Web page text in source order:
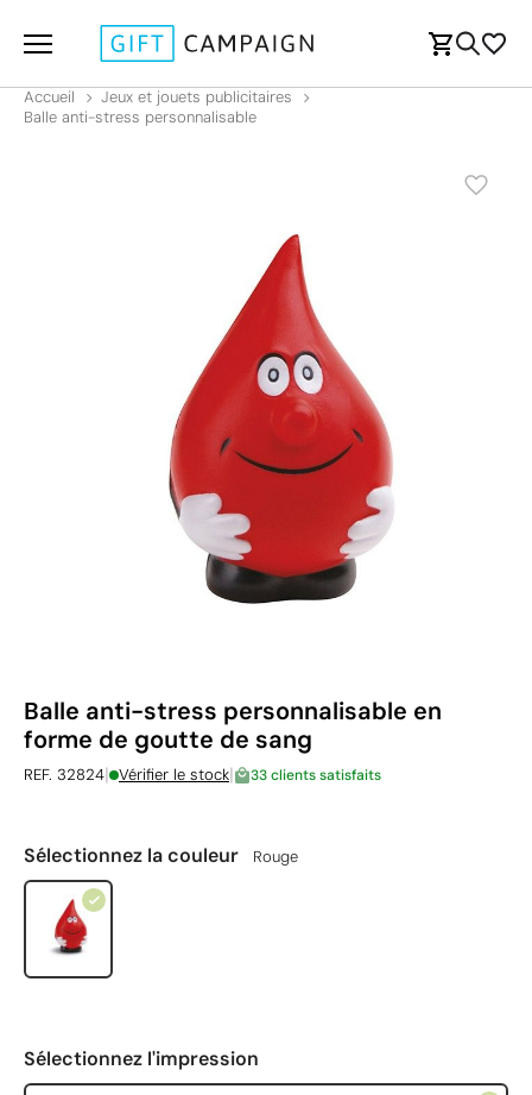
Accueil
Jeux et jouets publicitaires
Balle anti-stress personnalisable
Balle anti-stress personnalisable en
forme de goutte de sang
REF. 32824| Vérifier le stock| 33 clients satisfaits
Sélectionnez la couleur Rouge
Sélectionnez l'impression